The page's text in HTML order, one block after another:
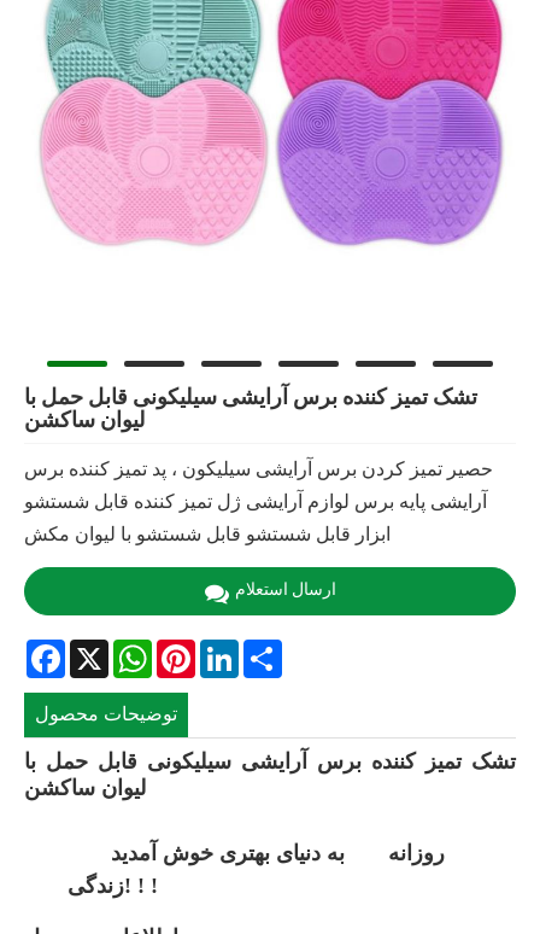
تشک تمیز کننده برس آرایشی سیلیکونی قابل حمل با
لیوان ساکشن
حصیر تمیز کردن برس آرایشی سیلیکون ، پد تمیز کننده برس
آرایشی پایه برس لوازم آرایشی ژل تمیز کننده قابل شستشو
ابزار قابل شستشو قابل شستشو با لیوان مکش
ارسال استعلام
Facebook
X WhatsAppPinterestLinkedIn
توضیحات محصول
تشک تمیز کننده برس آرایشی سیلیکونی قابل حمل با
لیوان ساکشن
به دنیای بهتری خوش آمدید
روزانه
زندگی! ! !